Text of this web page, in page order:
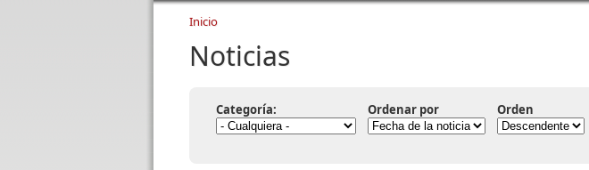
Se encuentra usted aquí
Inicio
Noticias
Categoría: Ordenar por Orden